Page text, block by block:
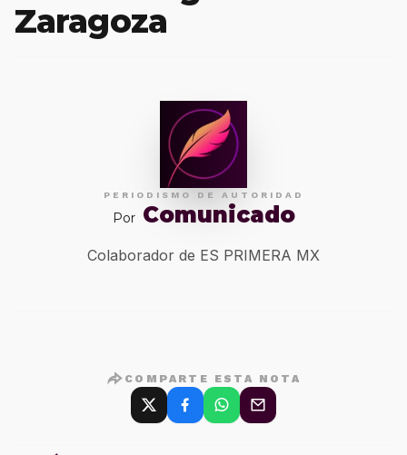
Zaragoza
PERIODISMO DE AUTORIDAD
Por Comunicado
Colaborador de ES PRIMERA MX
COMPARTE ESTA NOTA